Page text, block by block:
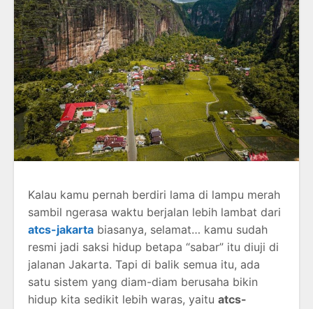
Kalau kamu pernah berdiri lama di lampu merah
sambil ngerasa waktu berjalan lebih lambat dari
atcs-jakarta biasanya, selamat… kamu sudah
resmi jadi saksi hidup betapa “sabar” itu diuji di
jalanan Jakarta. Tapi di balik semua itu, ada
satu sistem yang diam-diam berusaha bikin
hidup kita sedikit lebih waras, yaitu atcs-